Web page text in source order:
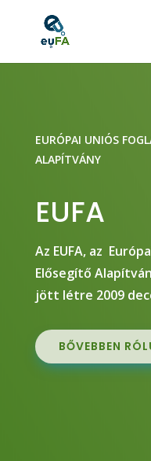
EURÓPAI UNIÓS
ALAPÍTVÁNY
EUFA
Az EUFA, az
Elősegítő
jött létre 2009
BŐVEBBEN